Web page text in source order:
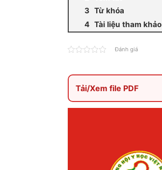
Từ khóa
Tài liệu tham khảo
Đánh giá
Tải/Xem file PDF